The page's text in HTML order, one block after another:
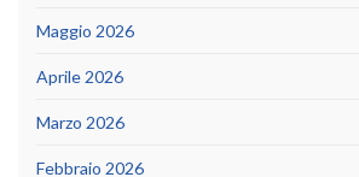
Maggio 2026
Aprile 2026
Marzo 2026
Febbraio 2026